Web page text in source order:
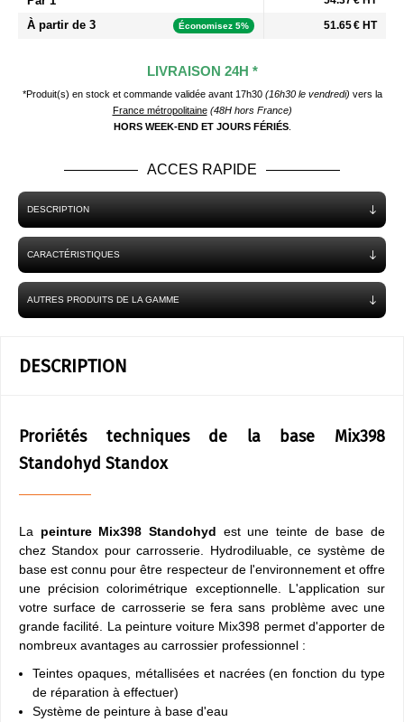
À partir de 3 Économisez 5% 51.65 € HT
LIVRAISON 24H *
*Produit(s) en stock et commande validée avant 17h30 (16h30 le vendredi) vers la
France métropolitaine (48H hors France)
HORS WEEK-END ET JOURS FÉRIÉS.
ACCES RAPIDE
DESCRIPTION
CARACTÉRISTIQUES
AUTRES PRODUITS DE LA GAMME
DESCRIPTION
Proriétés techniques de la base Mix398
Standohyd Standox
La peinture Mix398 Standohyd est une teinte de base de
chez Standox pour carrosserie. Hydrodiluable, ce système de
base est connu pour être respecteur de l'environnement et offre
une précision colorimétrique exceptionnelle. L'application sur
votre surface de carrosserie se fera sans problème avec une
grande facilité. La peinture voiture Mix398 permet d'apporter de
nombreux avantages au carrossier professionnel :
Teintes opaques, métallisées et nacrées (en fonction du type
de réparation à effectuer)
Système de peinture à base d'eau